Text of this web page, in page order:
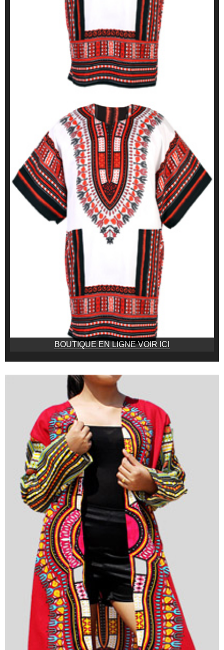
BOUTIQUE EN LIGNE VOIR ICI